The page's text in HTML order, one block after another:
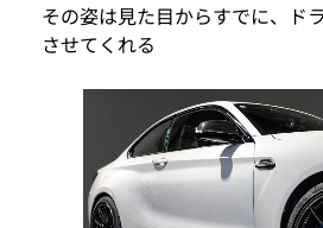
その姿は見た目からすでに、ド
させてくれる